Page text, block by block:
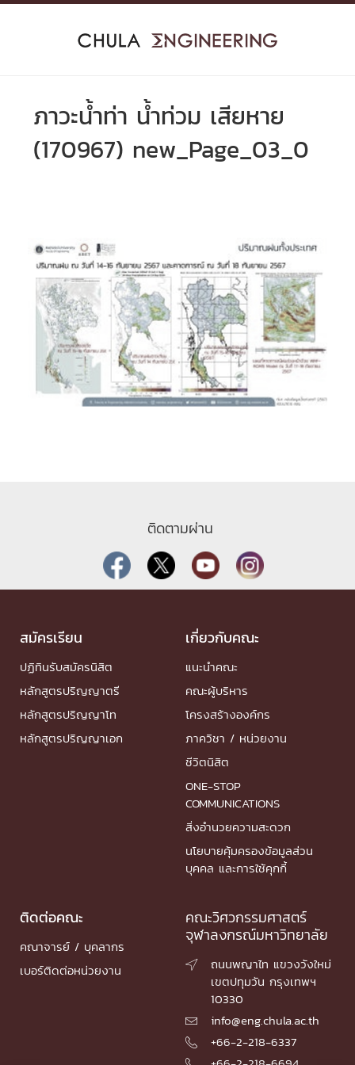
Skip
ภาวะน้ำท่า น้ำท่วม เสียหาย
(170967) new_Page_03_0
ติดตามผ่าน
สมัครเรียน
ปฏิทินรับสมัครนิสิต
หลักสูตรปริญญาตรี
หลักสูตรปริญญาโท
หลักสูตรปริญญาเอก
เกี่ยวกับคณะ
แนะนำคณะ
คณะผู้บริหาร
โครงสร้างองค์กร
ภาควิชา / หน่วยงาน
ชีวิตนิสิต
ONE-STOP
COMMUNICATIONS
สิ่งอำนวยความสะดวก
นโยบายคุ้มครองข้อมูลส่วน
บุคคล และการใช้คุกกี้
ติดต่อคณะ
คณาจารย์ / บุคลากร
เบอร์ติดต่อหน่วยงาน
คณะวิศวกรรมศาสตร์
จุฬาลงกรณ์มหาวิทยาลัย

ถนนพญาไท แขวงวังใหม่
เขตปทุมวัน กรุงเทพฯ
10330
 info@eng.chula.ac.th
 +66-2-218-6337